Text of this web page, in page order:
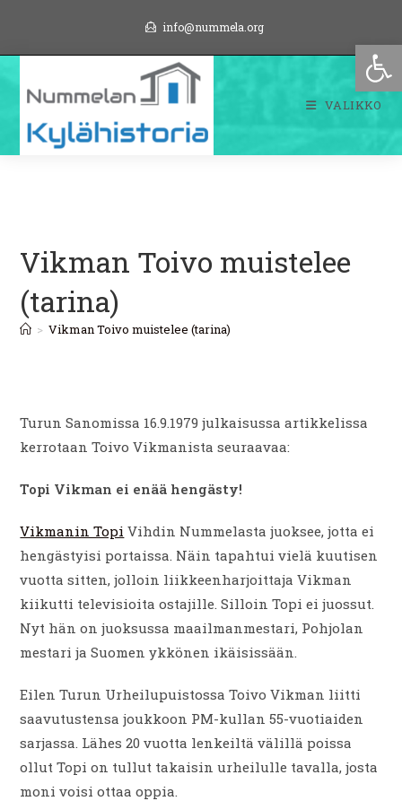
sisältöön
info@nummela.org
VALIKKO
Vikman Toivo muistelee
(tarina)
> Vikman Toivo muistelee (tarina)
Turun Sanomissa 16.9.1979 julkaisussa artikkelissa
kerrotaan Toivo Vikmanista seuraavaa:
Topi Vikman ei enää hengästy!
Vikmanin Topi Vihdin Nummelasta juoksee, jotta ei
hengästyisi portaissa. Näin tapahtui vielä kuutisen
vuotta sitten, jolloin liikkeenharjoittaja Vikman
kiikutti televisioita ostajille. Silloin Topi ei juossut.
Nyt hän on juoksussa maailmanmestari, Pohjolan
mestari ja Suomen ykkönen ikäisissään.
Eilen Turun Urheilupuistossa Toivo Vikman liitti
saavutustensa joukkoon PM-kullan 55-vuotiaiden
sarjassa. Lähes 20 vuotta lenkeiltä välillä poissa
ollut Topi on tullut takaisin urheilulle tavalla, josta
moni voisi ottaa oppia.